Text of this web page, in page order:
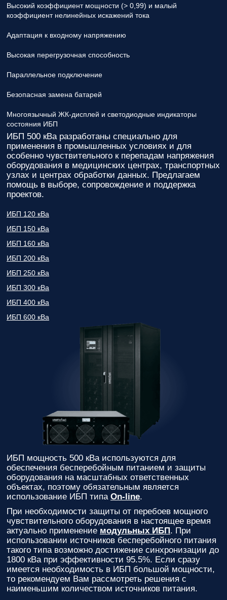
Высокий коэффициент мощности (> 0,99) и малый
коэффициент нелинейных искажений тока
Адаптация к входному напряжению
Высокая перегрузочная способность
Параллельное подключение
Безопасная замена батарей
Многоязычный ЖК-дисплей и светодиодные индикаторы
состояния ИБП
ИБП 500 кВа разработаны специально для
применения в промышленных условиях и для
особенно чувствительного к перепадам напряжения
оборудования в медицинских центрах, транспортных
узлах и центрах обработки данных. Предлагаем
помощь в выборе, сопровождение и поддержка
проектов.
ИБП 120 кВа
ИБП 150 кВа
ИБП 160 кВа
ИБП 200 кВа
ИБП 250 кВа
ИБП 300 кВа
ИБП 400 кВа
ИБП 600 кВа
ИБП мощность 500 кВа используются для
обеспечения бесперебойным питанием и защиты
оборудования на масштабных ответственных
объектах, поэтому обязательным является
использование ИБП типа On-line.
При необходимости защиты от перебоев мощного
чувствительного оборудования в настоящее время
актуально применение модульных ИБП. При
использовании источников бесперебойного питания
такого типа возможно достижение синхронизации до
1800 кВа при эффективности 95.5%. Если сразу
имеется необходимость в ИБП большой мощности,
то рекомендуем Вам рассмотреть решения с
наименьшим количеством источников питания.